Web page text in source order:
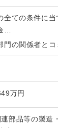
全ての条件に
…
門の関係者と
万円
部品等の製